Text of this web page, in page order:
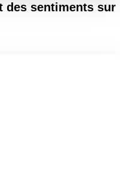
des sentiments sur